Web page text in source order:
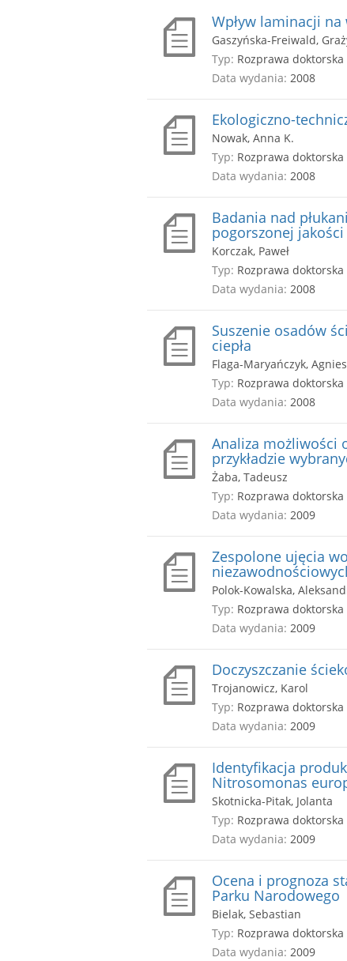
Wpływ laminacji na
Gaszyńska-Freiwald,
Typ: Rozprawa doktorska
Data wydania: 2008
Ekologiczno-
Nowak, Anna K.
Typ: Rozprawa doktorska
Data wydania: 2008
Badania nad
pogorszonej
Korczak, Paweł
Typ: Rozprawa doktorska
Data wydania: 2008
Suszenie osadów
ciepła
Flaga-Maryańczyk,
Typ: Rozprawa doktorska
Data wydania: 2008
Analiza możliwości
przykładzie
Żaba, Tadeusz
Typ: Rozprawa doktorska
Data wydania: 2009
Zespolone ujęcia
Polok-Kowalska,
Typ: Rozprawa doktorska
Data wydania: 2009
Doczyszczanie
Trojanowicz, Karol
Typ: Rozprawa doktorska
Data wydania: 2009
Identyfikacja
Nitrosomonas
Skotnicka-Pitak, Jolanta
Typ: Rozprawa doktorska
Data wydania: 2009
Ocena i prognoza
Parku Narodowego
Bielak, Sebastian
Typ: Rozprawa doktorska
Data wydania: 2009